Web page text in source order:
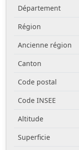
Département
Région
Ancienne région
Canton
Code postal
Code INSEE
Altitude
Superficie